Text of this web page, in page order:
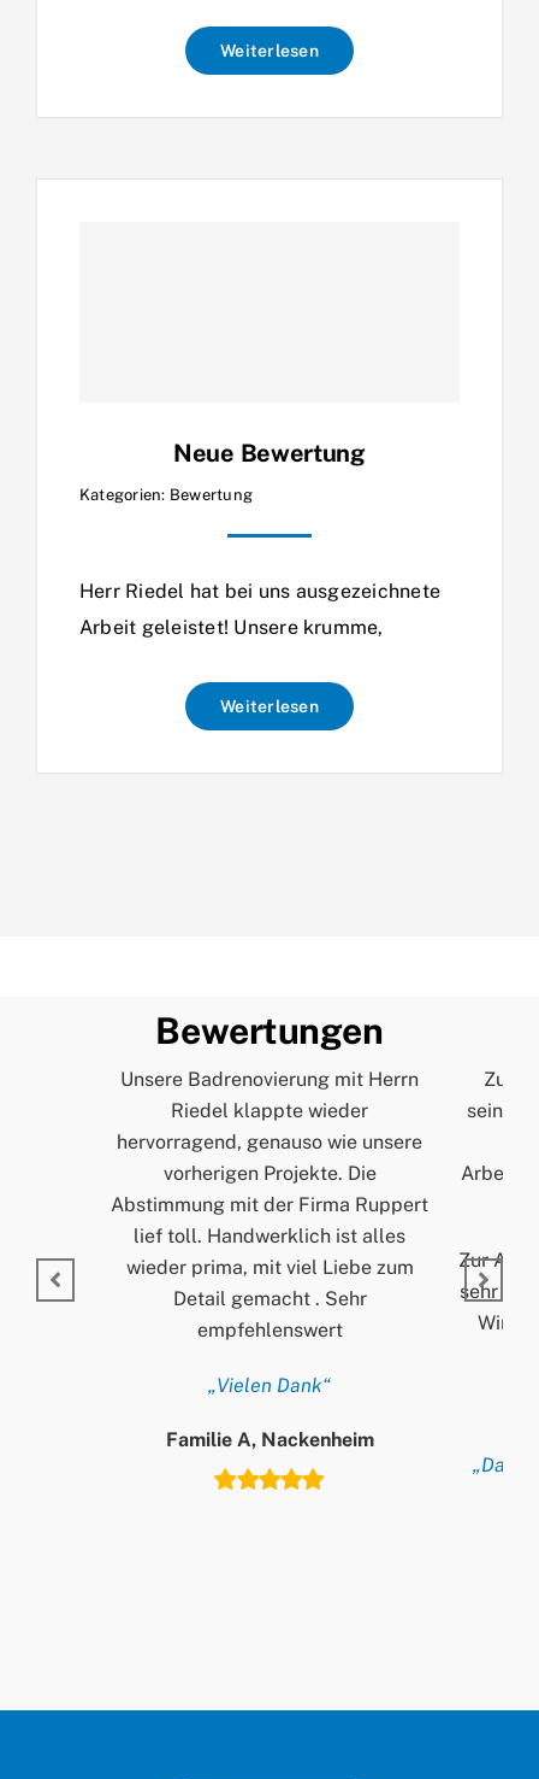
Weiterlesen
Neue Bewertung
Kategorien: Bewertung
Herr Riedel hat bei uns ausgezeichnete
Arbeit geleistet! Unsere krumme,
Weiterlesen
Bewertungen
Unsere Badrenovierung mit Herrn
Riedel klappte wieder
hervorragend, genauso wie unsere
vorherigen Projekte. Die
Abstimmung mit der Firma Ruppert
lief toll. Handwerklich ist alles
wieder prima, mit viel Liebe zum
Detail gemacht . Sehr
empfehlenswert
„Vielen Dank“
Familie A, Nackenheim
Zur
seinem
Zur
sehr
Wir